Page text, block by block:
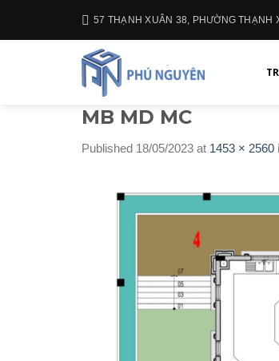
57 THẠNH XUÂN 38, PHƯỜNG THẠNH
MB MD MC
Published 18/05/2023 at 1453 × 2560